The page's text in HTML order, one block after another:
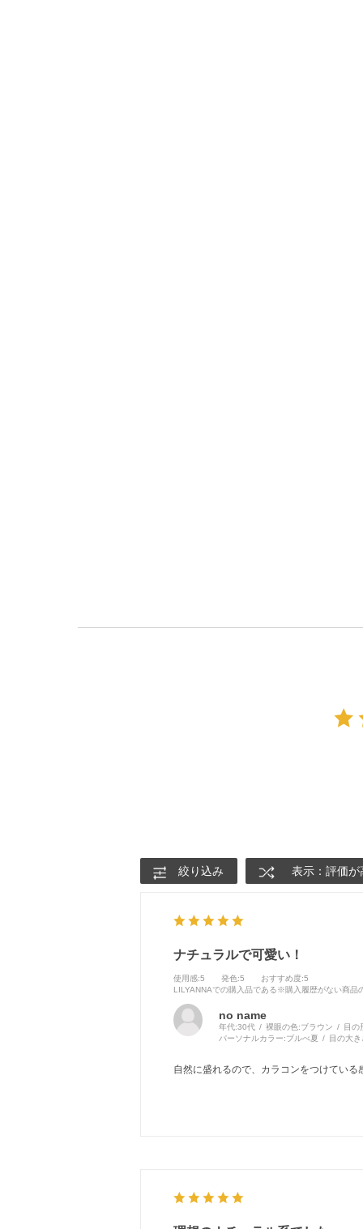
絞り込み 表示：評価が
ナチュラルで可愛い！
使用感:5 発色:5 おすすめ度:5
LILYANNAでの購入品である※購入履歴がない商品
no name
年代:30代 裸眼の色:ブラウン
目の
パーソナルカラー:ブルべ夏 目の大
自然に盛れるので、カラコンをつけてい